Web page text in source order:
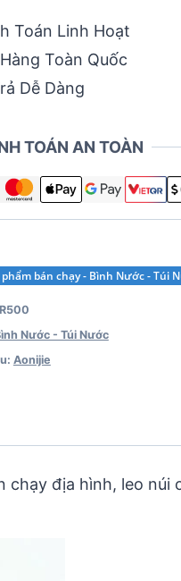
Toán Linh Hoạt
Toàn Quốc
Dễ Dàng
TOÁN AN TOÀN
phẩm bán chạy - Bình Nước - Túi
Nước - Túi Nước
Aonijie
địa hình, leo núi